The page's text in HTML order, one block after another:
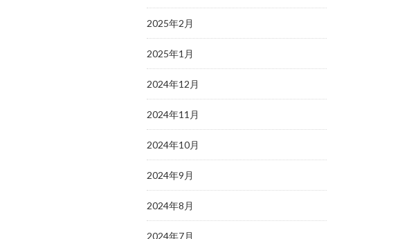
2025年2月
2025年1月
2024年12月
2024年11月
2024年10月
2024年9月
2024年8月
2024年7月